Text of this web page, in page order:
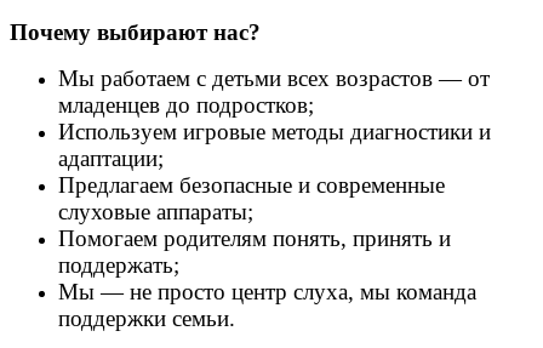
Почему выбирают нас?
Мы работаем с детьми всех возрастов — от
младенцев до подростков;
Используем игровые методы диагностики и
адаптации;
Предлагаем безопасные и современные
слуховые аппараты;
Помогаем родителям понять, принять и
поддержать;
Мы — не просто центр слуха, мы команда
поддержки семьи.